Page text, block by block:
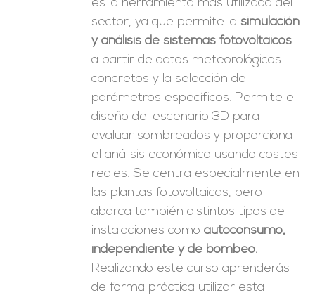
es la herramienta más utilizada del
sector, ya que permite la simulación
y análisis de sistemas fotovoltaicos
a partir de datos meteorológicos
concretos y la selección de
parámetros específicos. Permite el
diseño del escenario 3D para
evaluar sombreados y proporciona
el análisis económico usando costes
reales. Se centra especialmente en
las plantas fotovoltaicas, pero
abarca también distintos tipos de
instalaciones comoautoconsumo,
independiente y de bombeo.
Realizando este curso aprenderás
de forma práctica utilizar esta